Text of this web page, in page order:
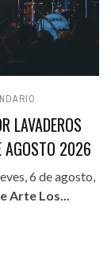
LAVADEROS
AGOSTO 2026
6 de agosto,
Arte Los...